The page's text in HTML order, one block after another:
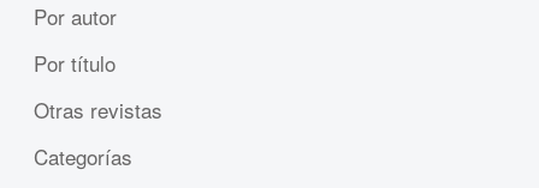
Por autor
Por título
Otras revistas
Categorías